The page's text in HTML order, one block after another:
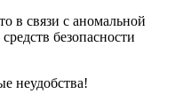
в связи с аномальной
безопасности
неудобства!